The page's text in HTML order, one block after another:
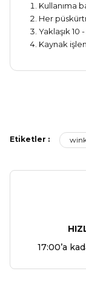
Kullanıma
Her
Yaklaşık 10
Kaynak
Etiketler :
17:00’a